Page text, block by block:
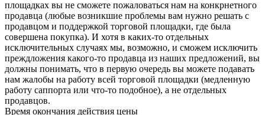
площадках вы не сможете пожаловаться нам на конкрнетного
продавца (любые возникшие проблемы вам нужно решать с
продавцом и поддержкой торговой площадки, где была
совершена покупка). И хотя в каких-то отдельных
исключительных случаях мы, возможно, и сможем исключить
преждложения какого-то продавца из наших предложений, вы
должны понимать, что в первую очередь вы можете подавать
нам жалобы на работу всей торговой площадки (медленную
работу саппорта или что-то подобное), а не отдельных
продавцов.
Время окончания действия цены